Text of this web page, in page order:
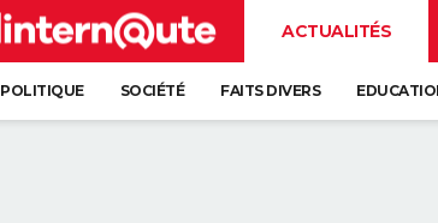
ACTUALITÉS
POLITIQUE SOCIÉTÉ FAITS DIVERS